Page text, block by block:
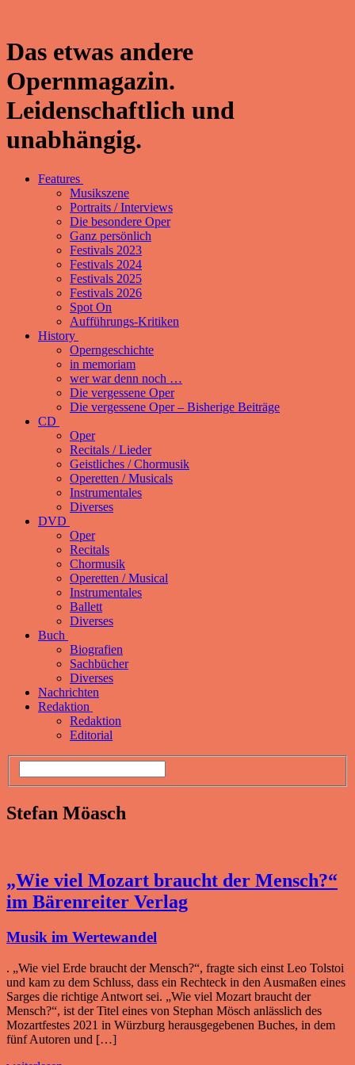
Das etwas andere
Opernmagazin.
Leidenschaftlich und
unabhängig.
Features
Musikszene
Portraits / Interviews
Die besondere Oper
Ganz persönlich
Festivals 2023
Festivals 2024
Festivals 2025
Festivals 2026
Spot On
Aufführungs-Kritiken
History
Operngeschichte
in memoriam
wer war denn noch …
Die vergessene Oper
Die vergessene Oper – Bisherige Beiträge
CD
Oper
Recitals / Lieder
Geistliches / Chormusik
Operetten / Musicals
Instrumentales
Diverses
DVD
Oper
Recitals
Chormusik
Operetten / Musical
Instrumentales
Ballett
Diverses
Buch
Biografien
Sachbücher
Diverses
Nachrichten
Redaktion
Redaktion
Editorial
Stefan Möasch
„Wie viel Mozart braucht der Mensch?“
im Bärenreiter Verlag
Musik im Wertewandel
. „Wie viel Erde braucht der Mensch?“, fragte sich einst Leo Tolstoi
und kam zu dem Schluss, dass ein Rechteck in den Ausmaßen eines
Sarges die richtige Antwort sei. „Wie viel Mozart braucht der
Mensch?“, ist der Titel eines von Stephan Mösch anlässlich des
Mozartfestes 2021 in Würzburg herausgegebenen Buches, in dem
fünf Autoren und […]